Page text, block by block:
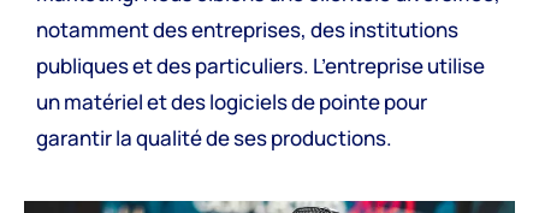
notamment des entreprises, des institutions
publiques et des particuliers. L’entreprise utilise
un matériel et des logiciels de pointe pour
garantir la qualité de ses productions.